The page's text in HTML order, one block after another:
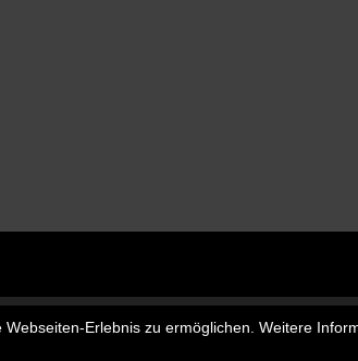
Erlebnis zu ermöglichen. Weitere